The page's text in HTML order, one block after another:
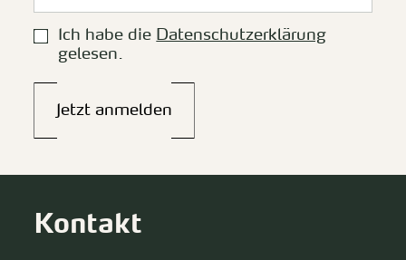
Ich habe die Datenschutzerklärung
gelesen.
Jetzt anmelden
Kontakt